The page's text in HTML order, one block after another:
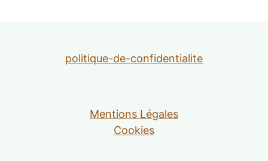
politique-de-confidentialite
Mentions Légales
Cookies